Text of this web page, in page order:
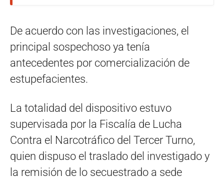
De acuerdo con las investigaciones, el
principal sospechoso ya tenía
antecedentes por comercialización de
estupefacientes.
La totalidad del dispositivo estuvo
supervisada por la Fiscalía de Lucha
Contra el Narcotráfico del Tercer Turno,
quien dispuso el traslado del investigado y
la remisión de lo secuestrado a sede